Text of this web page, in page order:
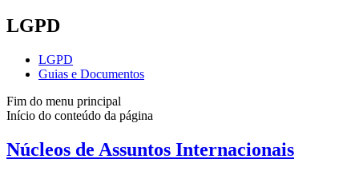
LGPD
LGPD
Guias e Documentos
Fim do menu principal
Início do conteúdo da página
Núcleos de Assuntos Internacionais